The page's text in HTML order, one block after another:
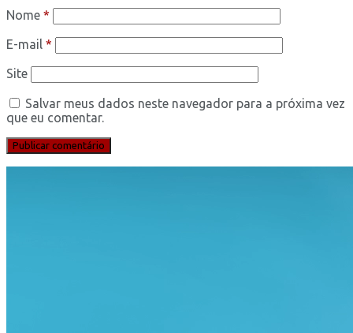
Nome *
E-mail *
Site
Salvar meus dados neste navegador para a próxima vez
que eu comentar.